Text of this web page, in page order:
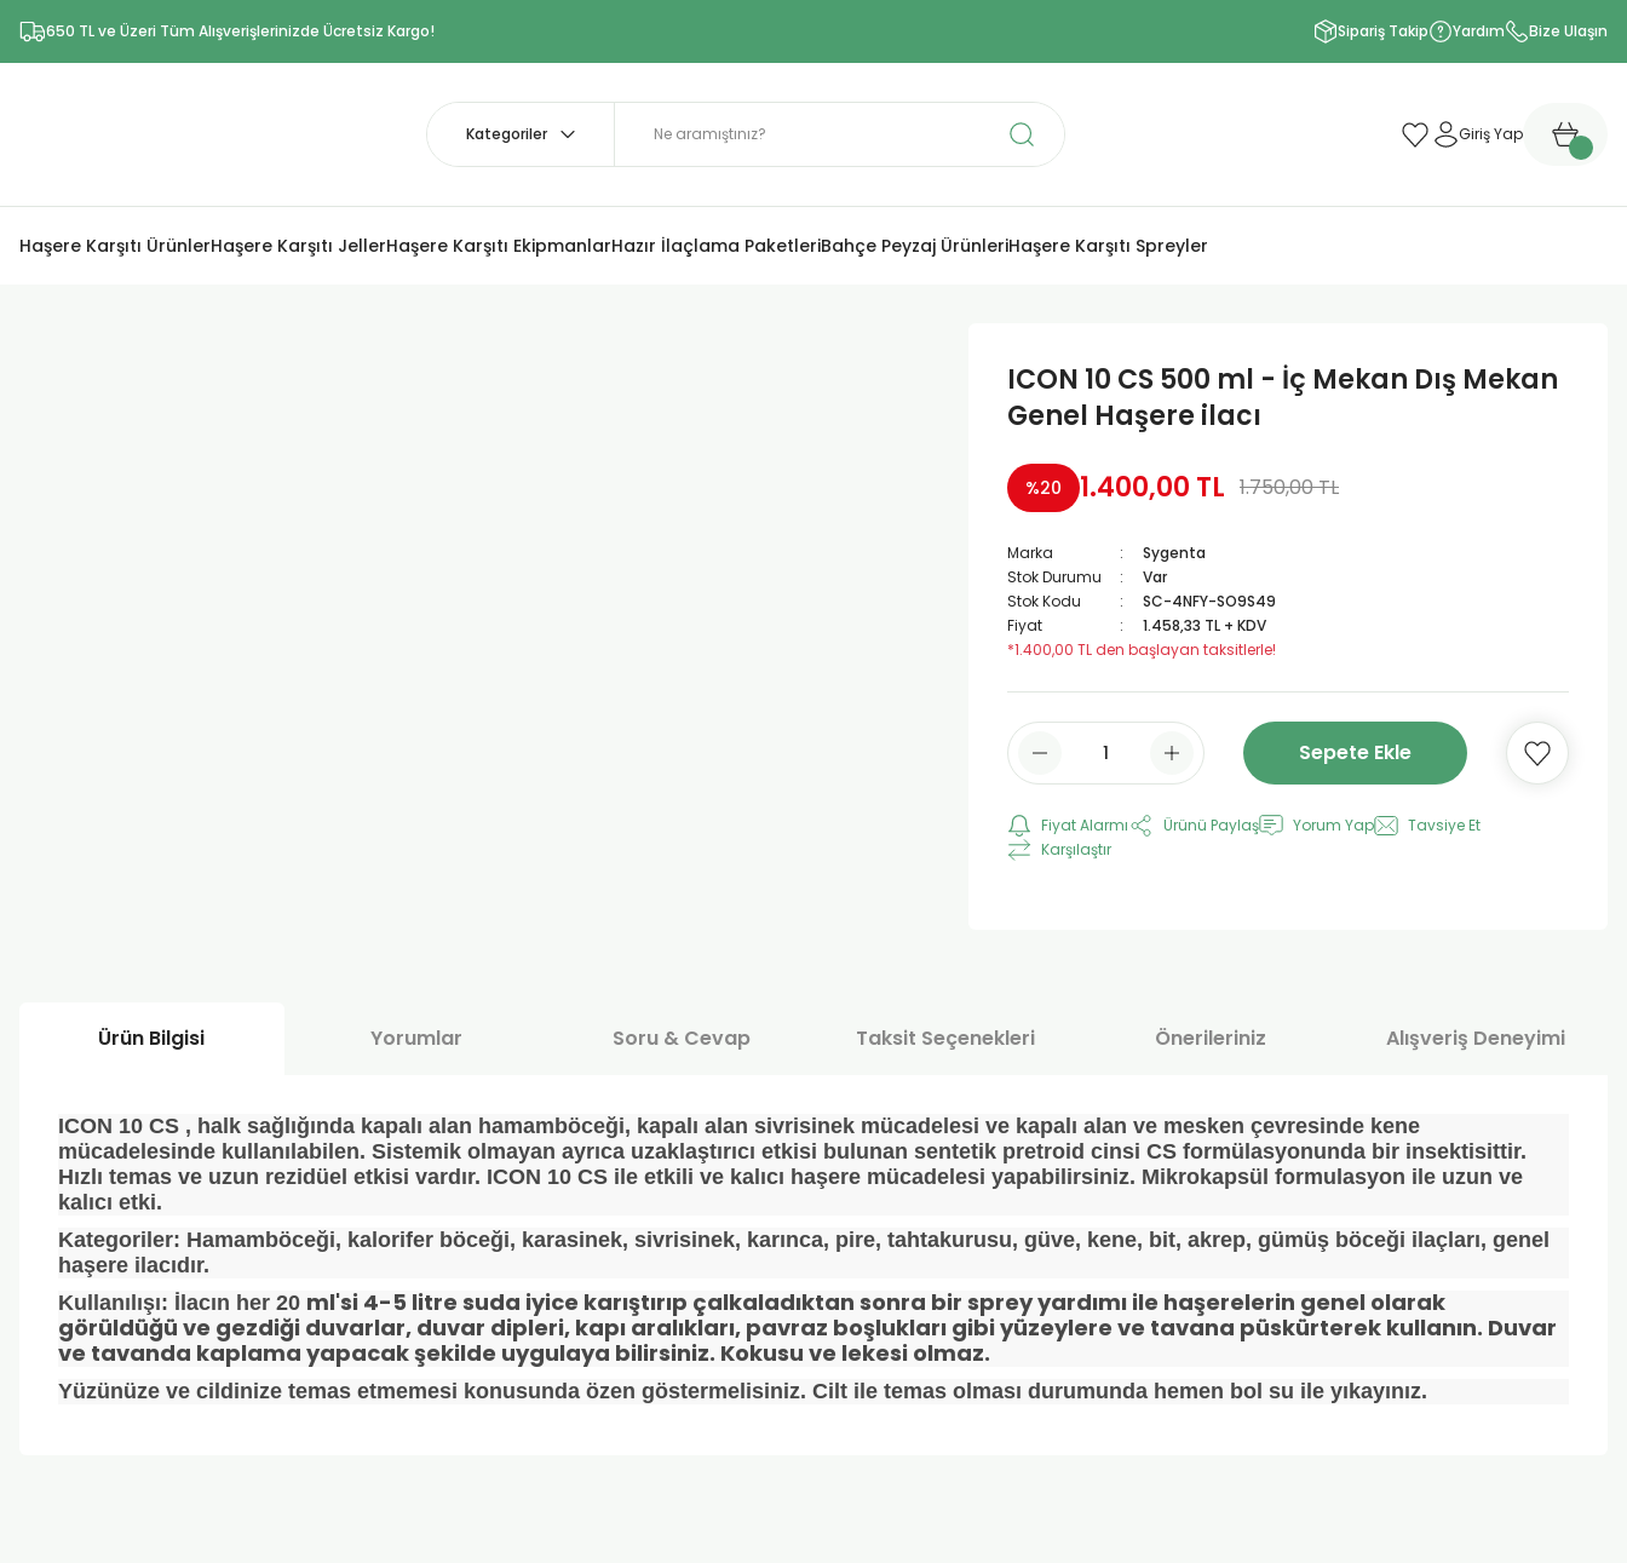
650 TL ve Üzeri Tüm Alışverişlerinizde Ücretsiz Kargo! Sipariş Takip Yardım Bize Ulaşın
Giriş Yap
Haşere Karşıtı ÜrünlerHaşere Karşıtı JellerHaşere Karşıtı EkipmanlarHazır İlaçlama PaketleriBahçe Peyzaj ÜrünleriHaşere Karşıtı Spreyler
ICON 10 CS 500 ml - İç Mekan Dış Mekan
Genel Haşere ilacı
%20 1.400,00 TL 1.750,00 TL
Marka
Sygenta
Stok Durumu
Var
Stok Kodu
SC-4NFY-SO9S49
Fiyat
1.458,33 TL + KDV
*1.400,00 TL den başlayan taksitlerle!
Sepete Ekle
Fiyat Alarmı Ürünü Paylaş Yorum Yap
Tavsiye Et
Karşılaştır
Ürün Bilgisi Yorumlar Soru & Cevap Taksit Seçenekleri Önerileriniz Alışveriş Deneyimi
ICON 10 CS , halk sağlığında kapalı alan hamamböceği, kapalı alan sivrisinek mücadelesi ve kapalı alan ve mesken çevresinde kene
mücadelesinde kullanılabilen. Sistemik olmayan ayrıca uzaklaştırıcı etkisi bulunan sentetik pretroid cinsi CS formülasyonunda bir insektisittir.
Hızlı temas ve uzun rezidüel etkisi vardır. ICON 10 CS ile etkili ve kalıcı haşere mücadelesi yapabilirsiniz. Mikrokapsül formulasyon ile uzun ve
kalıcı etki.
Kategoriler: Hamamböceği, kalorifer böceği, karasinek, sivrisinek, karınca, pire, tahtakurusu, güve, kene, bit, akrep, gümüş böceği ilaçları, genel
haşere ilacıdır.
Kullanılışı: İlacın her 20 ml'si 4-5 litre suda iyice karıştırıp çalkaladıktan sonra bir sprey yardımı ile haşerelerin genel olarak
görüldüğü ve gezdiği duvarlar, duvar dipleri, kapı aralıkları, pavraz boşlukları gibi yüzeylere ve tavana püskürterek kullanın. Duvar
ve tavanda kaplama yapacak şekilde uygulaya bilirsiniz. Kokusu ve lekesi olmaz.
Yüzünüze ve cildinize temas etmemesi konusunda özen göstermelisiniz. Cilt ile temas olması durumunda hemen bol su ile yıkayınız.